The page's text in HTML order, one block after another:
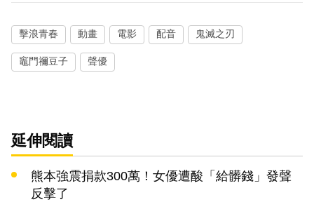
擊浪青春 動畫 電影 配音 鬼滅之刃
竈門禰豆子 聲優
延伸閱讀
熊本強震捐款300萬！女優遭酸「給髒錢」發聲
反擊了